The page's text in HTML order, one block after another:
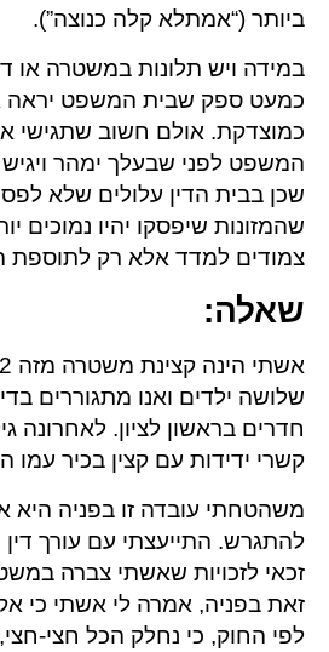
ביותר (“אמתלא קלה כנוצה”).
במידה ויש תלונות במשטרה או
כמעט ספק שבית המשפט יראה
כמוצדקת. אולם חשוב שתגישי
המשפט לפני שבעלך ימהר
שכן בבית הדין עלולים שלא
שהמזונות שיפסקו יהיו נמוכים
צמודים למדד אלא רק לתוספת
שאלה:
שלושה ילדים ואנו מתגוררים
חדרים בראשון לציון. לאחרונה
קשרי ידידות עם קצין בכיר עמו
משהטחתי עובדה זו בפניה היא
להתגרש. התייעצתי עם עורך דין
זכאי לזכויות שאשתי צברה
זאת בפניה, אמרה לי אשתי כי
לפי החוק, כי נחלק הכל חצי-